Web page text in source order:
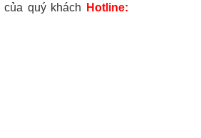
quý khách
Hotline: